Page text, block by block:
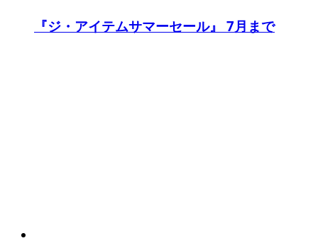
『ジ・アイテムサマーセール』 7月まで